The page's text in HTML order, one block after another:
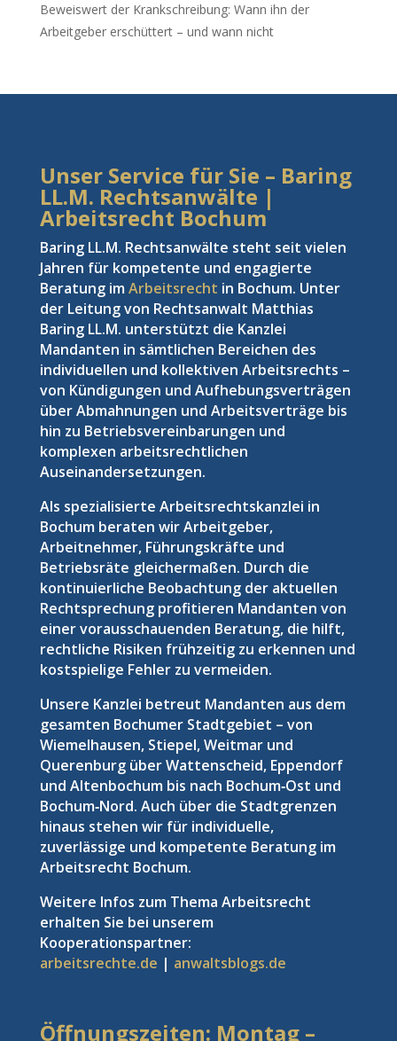
Beweiswert der Krankschreibung: Wann ihn der
Arbeitgeber erschüttert – und wann nicht
Unser Service für Sie – Baring
LL.M. Rechtsanwälte |
Arbeitsrecht Bochum
Baring LL.M. Rechtsanwälte steht seit vielen
Jahren für kompetente und engagierte
Beratung imArbeitsrecht in Bochum. Unter
der Leitung von Rechtsanwalt Matthias
Baring LL.M. unterstützt die Kanzlei
Mandanten in sämtlichen Bereichen des
individuellen und kollektiven Arbeitsrechts –
von Kündigungen und Aufhebungsverträgen
über Abmahnungen und Arbeitsverträge bis
hin zu Betriebsvereinbarungen und
komplexen arbeitsrechtlichen
Auseinandersetzungen.
Als spezialisierte Arbeitsrechtskanzlei in
Bochum beraten wir Arbeitgeber,
Arbeitnehmer, Führungskräfte und
Betriebsräte gleichermaßen. Durch die
kontinuierliche Beobachtung der aktuellen
Rechtsprechung profitieren Mandanten von
einer vorausschauenden Beratung, die hilft,
rechtliche Risiken frühzeitig zu erkennen und
kostspielige Fehler zu vermeiden.
Unsere Kanzlei betreut Mandanten aus dem
gesamten Bochumer Stadtgebiet – von
Wiemelhausen, Stiepel, Weitmar und
Querenburg über Wattenscheid, Eppendorf
und Altenbochum bis nach Bochum‑Ost und
Bochum‑Nord. Auch über die Stadtgrenzen
hinaus stehen wir für individuelle,
zuverlässige und kompetente Beratung im
Arbeitsrecht Bochum.
Weitere Infos zum Thema Arbeitsrecht
erhalten Sie bei unserem
Kooperationspartner:
arbeitsrechte.de | anwaltsblogs.de
Öffnungszeiten: Montag –